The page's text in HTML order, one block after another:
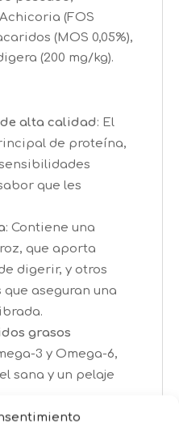
(FOS
(MOS 0,05%),
(200 mg/kg).
alta calidad: El
de proteína,
que les
: Contiene una
que aporta
digerir, y otros
aseguran una
grasos
3 y Omega-6,
sana y un pelaje
: Los